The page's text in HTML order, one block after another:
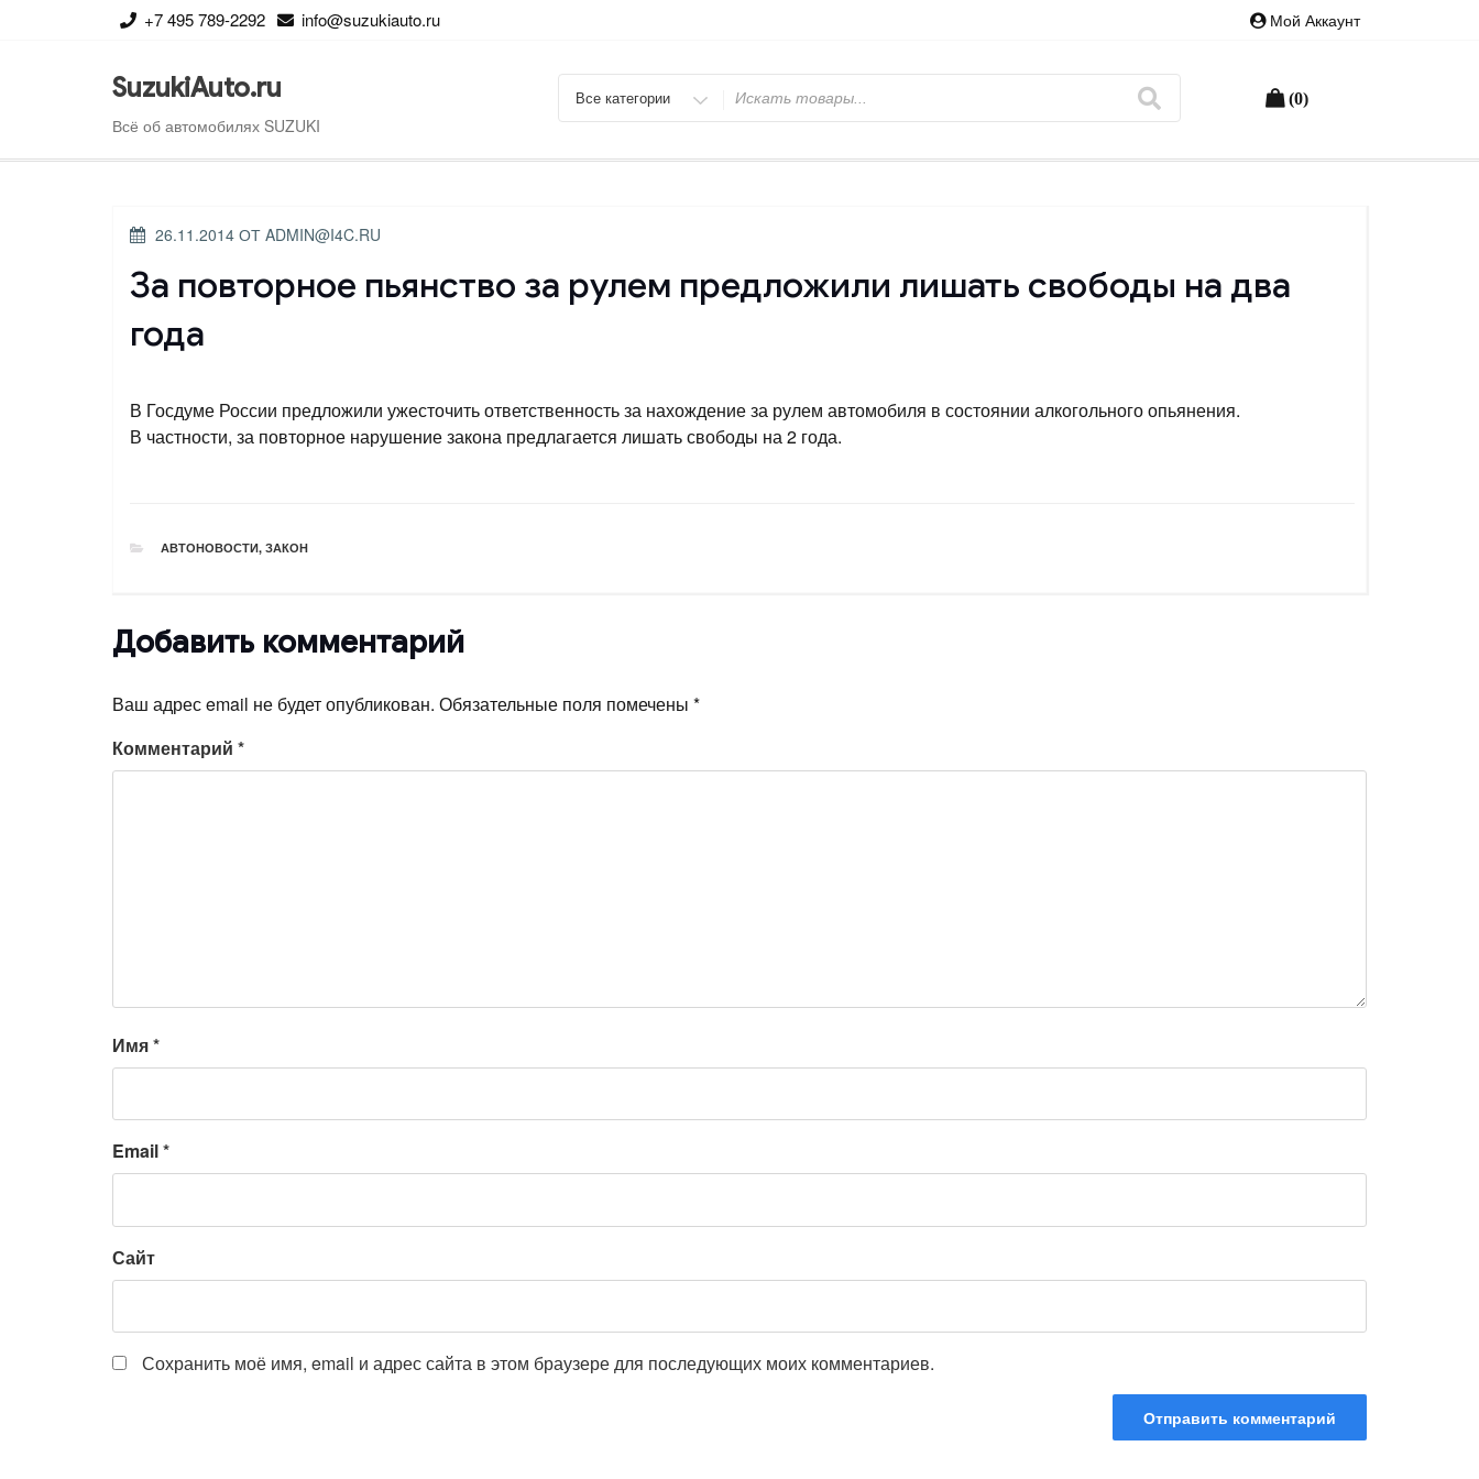
+7 495 789-2292 info@suzukiauto.ru Мой Аккаунт
SuzukiAuto.ru
Всё об автомобилях SUZUKI
Искать (0)
ОПУБЛИКОВАНО
26.11.2014 ОТ ADMIN@I4C.RU
За повторное пьянство за рулем предложили лишать свободы на два
года
В Госдуме России предложили ужесточить ответственность за нахождение за рулем автомобиля в состоянии алкогольного опьянения.
В частности, за повторное нарушение закона предлагается лишать свободы на 2 года.
РУБРИКИ
АВТОНОВОСТИ, ЗАКОН
Добавить комментарий
Ваш адрес email не будет опубликован. Обязательные поля помечены *
Комментарий *
Имя*
Email*
Сайт
Сохранить моё имя, email и адрес сайта в этом браузере для последующих моих комментариев.